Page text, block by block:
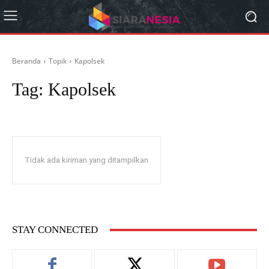
Beranda Topik Kapolsek
Tag: Kapolsek
Tidak ada kiriman yang ditampilkan
STAY CONNECTED